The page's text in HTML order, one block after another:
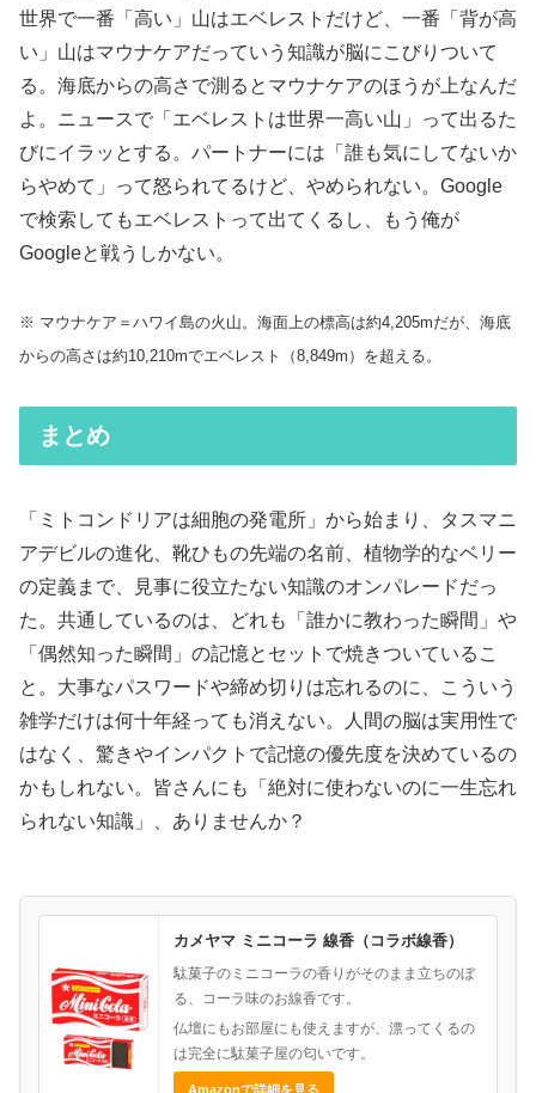
世界で一番「高い」山はエベレストだけど、一番「背が高
い」山はマウナケアだっていう知識が脳にこびりついて
る。海底からの高さで測るとマウナケアのほうが上なんだ
よ。ニュースで「エベレストは世界一高い山」って出るた
びにイラッとする。パートナーには「誰も気にしてないか
らやめて」って怒られてるけど、やめられない。Google
で検索してもエベレストって出てくるし、もう俺が
Googleと戦うしかない。
※ マウナケア＝ハワイ島の火山。海面上の標高は約4,205mだが、海底
からの高さは約10,210mでエベレスト（8,849m）を超える。
まとめ
「ミトコンドリアは細胞の発電所」から始まり、タスマニ
アデビルの進化、靴ひもの先端の名前、植物学的なベリー
の定義まで、見事に役立たない知識のオンパレードだっ
た。共通しているのは、どれも「誰かに教わった瞬間」や
「偶然知った瞬間」の記憶とセットで焼きついているこ
と。大事なパスワードや締め切りは忘れるのに、こういう
雑学だけは何十年経っても消えない。人間の脳は実用性で
はなく、驚きやインパクトで記憶の優先度を決めているの
かもしれない。皆さんにも「絶対に使わないのに一生忘れ
られない知識」、ありませんか？
カメヤマ ミニコーラ 線香（コラボ線香）
駄菓子のミニコーラの香りがそのまま立ちのぼ
る、コーラ味のお線香です。
仏壇にもお部屋にも使えますが、漂ってくるの
は完全に駄菓子屋の匂いです。
Amazonで詳細を見る